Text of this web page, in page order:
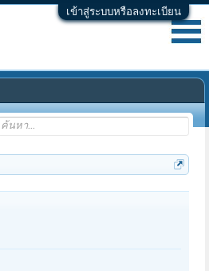
เข้าสู่ระบบหรือลงทะเบียน